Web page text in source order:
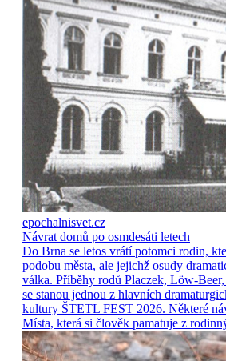
epochalnisvet.cz
Návrat domů po osmdesáti letech
Do Brna se letos vrátí potomci rodin,
podobu města, ale jejichž osudy
válka. Příběhy rodů Placzek, Löw-
se stanou jednou z hlavních
kultury ŠTETL FEST 2026. Některé
Místa, která si člověk pamatuje z